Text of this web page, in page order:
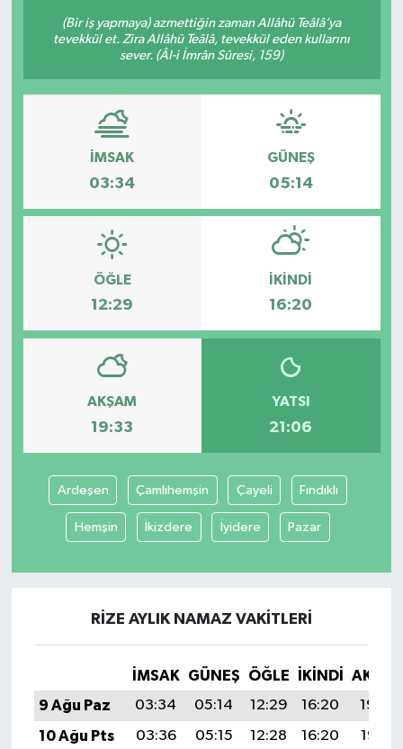
(Bir iş yapmaya) azmettiğin zaman Allâhü Teâlâ’ya
tevekkül et. Zira Allâhü Teâlâ, tevekkül eden kullarını
sever. (Âl-i İmrân Sûresi, 159)
İMSAK
03:34
GÜNEŞ
05:14
ÖĞLE
12:29
İKINDI
16:20
AKŞAM
19:33
YATSI
21:06
Ardeşen Çamlıhemşin Çayeli Fındıklı
Hemşin İkizdere İyidere Pazar
RIZE AYLIK NAMAZ VAKITLERI
İMSAK GÜNEŞ ÖĞLE İKINDI
9 Ağu Paz
03:34 05:14 12:29 16:20
19:33
10 Ağu Pts
03:36 05:15 12:28 16:20
19:31